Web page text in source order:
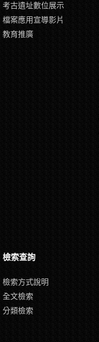
考古遺址數位展示
檔案應用宣導影片
教育推廣
檢索查詢
檢索方式說明
全文檢索
分類檢索